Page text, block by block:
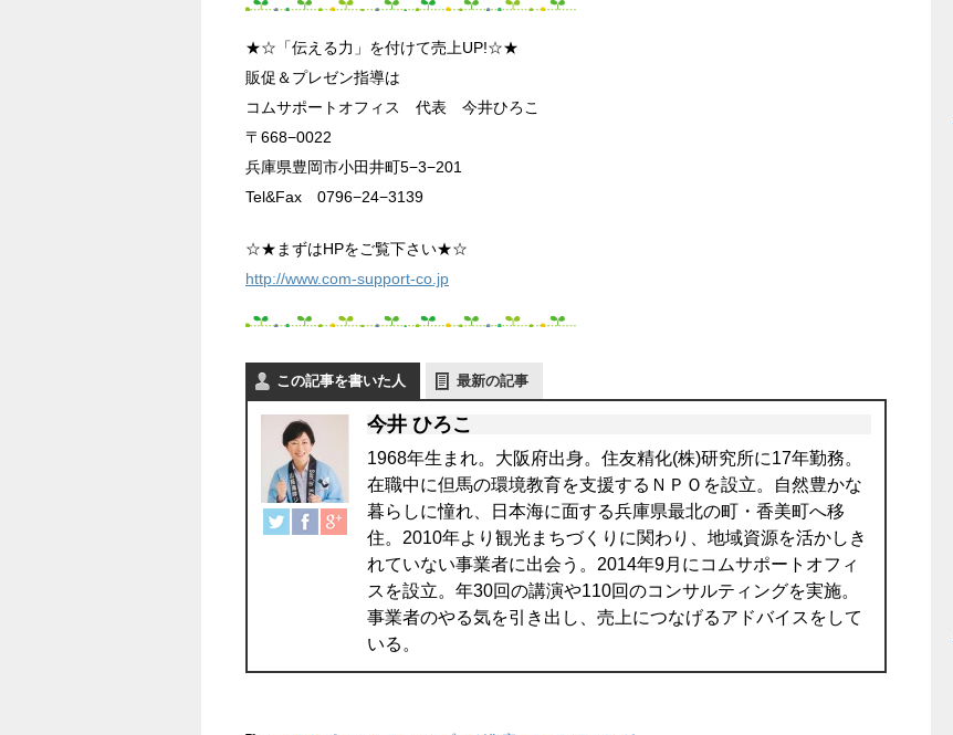
★☆「伝える力」を付けて売上UP!☆★
販促＆プレゼン指導は
コムサポートオフィス 代表 今井ひろこ
〒668−0022
兵庫県豊岡市小田井町5−3−201
Tel&Fax 0796−24−3139
☆★まずはHPをご覧下さい★☆
http://www.com-support-co.jp
この記事を書いた人 最新の記事
今井 ひろこ
1968年生まれ。大阪府出身。住友精化(株)研究所に17年勤務。
在職中に但馬の環境教育を支援するＮＰＯを設立。自然豊かな
暮らしに憧れ、日本海に面する兵庫県最北の町・香美町へ移
住。2010年より観光まちづくりに関わり、地域資源を活かしき
れていない事業者に出会う。2014年9月にコムサポートオフィ
スを設立。年30回の講演や110回のコンサルティングを実施。
事業者のやる気を引き出し、売上につなげるアドバイスをして
いる。